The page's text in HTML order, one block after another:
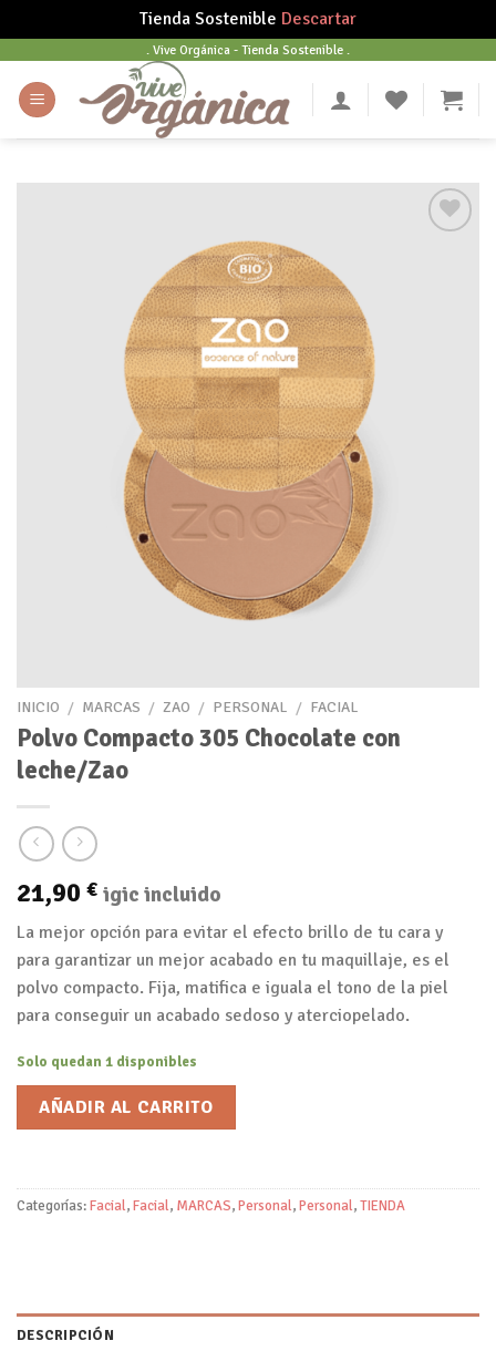
Tienda Sostenible Descartar
content
. Vive Orgánica - Tienda Sostenible .
INICIO / MARCAS / ZAO / PERSONAL / FACIAL
Polvo Compacto 305 Chocolate con
leche/Zao
21,90 € igic incluido
La mejor opción para evitar el efecto brillo de tu cara y
para garantizar un mejor acabado en tu maquillaje, es el
polvo compacto. Fija, matifica e iguala el tono de la piel
para conseguir un acabado sedoso y aterciopelado.
Solo quedan 1 disponibles
AÑADIR AL CARRITO
Categorías:Facial,Facial, MARCAS,Personal,Personal,TIENDA
DESCRIPCIÓN